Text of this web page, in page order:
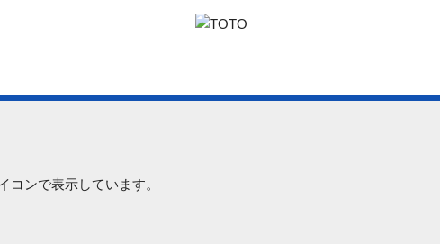
ンで表示しています。